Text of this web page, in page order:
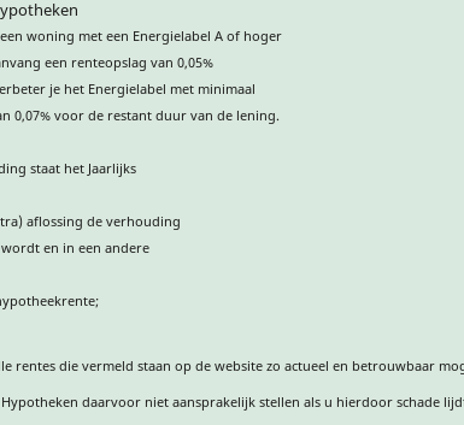
woning met een Energielabel A of hoger
een renteopslag van 0,05%
je het Energielabel met minimaal
0,07% voor de restant duur van de lening.
staat het Jaarlijks
aflossing de verhouding
en in een andere
rentes die vermeld staan op de website zo actueel en betrouwbaar
daarvoor niet aansprakelijk stellen als u hierdoor schade